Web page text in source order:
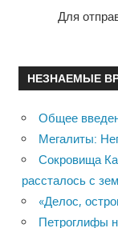
Для
НЕЗНАЕМЫЕ
Общее
Мегалиты:
Сокровища
рассталось с
«Делос,
Петроглифы